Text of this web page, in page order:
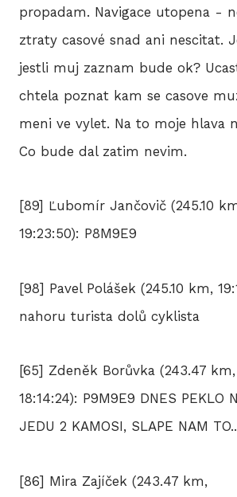
propadam. Navigace utopena -
ztraty casové snad ani nescitat.
jestli muj zaznam bude ok?
chtela poznat kam se casove
meni ve vylet. Na to moje hlava
Co bude dal zatim nevim.
[89] Ľubomír Jančovič (245.10
19:23:50): P8M9E9
[98] Pavel Polášek (245.10 km,
nahoru turista dolů cyklista
[65] Zdeněk Borůvka (243.47 km,
18:14:24): P9M9E9 DNES PEKLO
JEDU 2 KAMOSI, SLAPE NAM
[86] Mira Zajíček (243.47 km,